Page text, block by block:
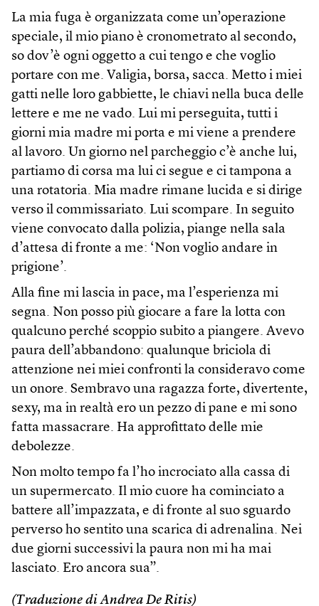
La mia fuga è organizzata come un’operazione
speciale, il mio piano è cronometrato al secondo,
so dov’è ogni oggetto a cui tengo e che voglio
portare con me. Valigia, borsa, sacca. Metto i miei
gatti nelle loro gabbiette, le chiavi nella buca delle
lettere e me ne vado. Lui mi perseguita, tutti i
giorni mia madre mi porta e mi viene a prendere
al lavoro. Un giorno nel parcheggio c’è anche lui,
partiamo di corsa ma lui ci segue e ci tampona a
una rotatoria. Mia madre rimane lucida e si dirige
verso il commissariato. Lui scompare. In seguito
viene convocato dalla polizia, piange nella sala
d’attesa di fronte a me: ‘Non voglio andare in
prigione’.
Alla fine mi lascia in pace, ma l’esperienza mi
segna. Non posso più giocare a fare la lotta con
qualcuno perché scoppio subito a piangere. Avevo
paura dell’abbandono: qualunque briciola di
attenzione nei miei confronti la consideravo come
un onore. Sembravo una ragazza forte, divertente,
sexy, ma in realtà ero un pezzo di pane e mi sono
fatta massacrare. Ha approfittato delle mie
debolezze.
Non molto tempo fa l’ho incrociato alla cassa di
un supermercato. Il mio cuore ha cominciato a
battere all’impazzata, e di fronte al suo sguardo
perverso ho sentito una scarica di adrenalina. Nei
due giorni successivi la paura non mi ha mai
lasciato. Ero ancora sua”.
(Traduzione di Andrea De Ritis)